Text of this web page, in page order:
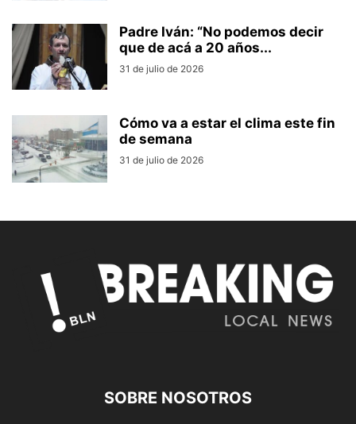
Padre Iván: “No podemos decir
que de acá a 20 años...
31 de julio de 2026
Cómo va a estar el clima este fin
de semana
31 de julio de 2026
SOBRE NOSOTROS